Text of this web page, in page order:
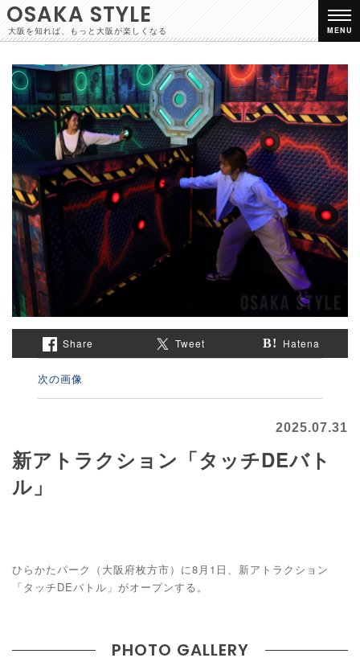
OSAKA STYLE
大阪を知れば、もっと大阪が楽しくなる MENU
Share Tweet Hatena
次の画像
2025.07.31
新アトラクション「タッチDEバト
ル」
ひらかたパーク（大阪府枚方市）に8月1日、新アトラクション
「タッチDEバトル」がオープンする。
PHOTO GALLERY